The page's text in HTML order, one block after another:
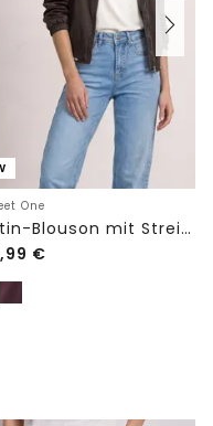
One
Satin-Blouson mit Streifendetails
€